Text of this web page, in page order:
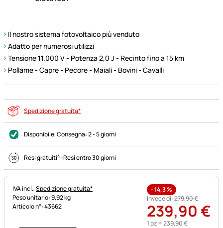
Il nostro sistema fotovoltaico più venduto
Adatto per numerosi utilizzi
Tensione 11.000 V - Potenza 2,0 J - Recinto fino a 15 km
Pollame - Capre - Pecore - Maiali - Bovini - Cavalli
Spedizione gratuita*
Disponibile, Consegna:2 - 5 giorni
Resi gratuiti4-Resi entro 30 giorni
Informazioni fiscali:
IVA incl.,Spedizione gratuita*
Peso unitario: 9,92 kg
Articolo n°: 43662
-14,3%
Invece di:279,90€
239,90 €
1 pz =239,90€